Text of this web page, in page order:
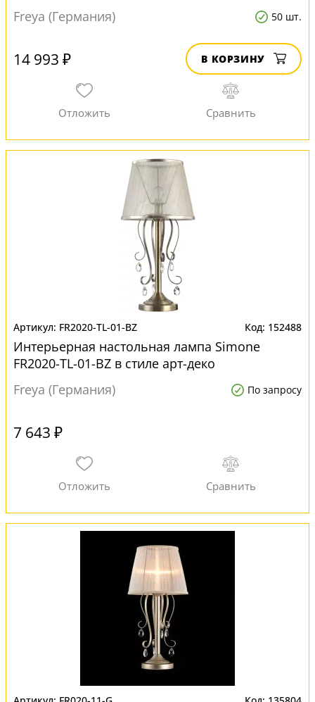
Freya (Германия)
50 шт.
14 993 ₽ В КОРЗИНУ
FR2020-TL-01-BZ 152488
Интерьерная настольная лампа Simone
FR2020-TL-01-BZ в стиле арт-деко
Freya (Германия)
По запросу
7 643 ₽